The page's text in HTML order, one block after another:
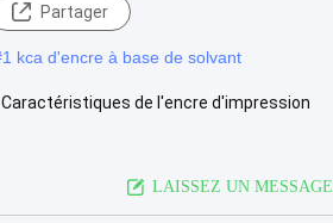
Partager
1 kca d'encre à base de solvant
de l'encre d'impression
LAISSEZ UN MESSAGE